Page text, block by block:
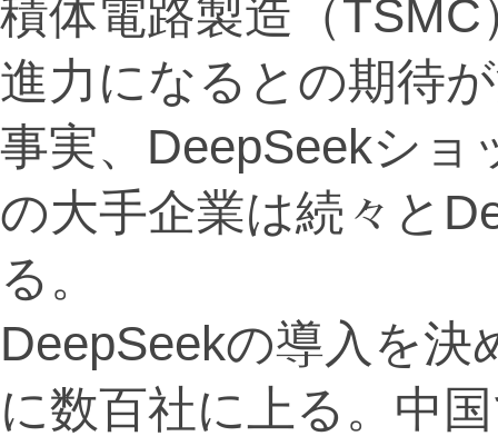
積体電路製造（
進力になるとの期待
事実、DeepSeekシ
の大手企業は続々と
る。
DeepSeekの導入を
に数百社に上る。中